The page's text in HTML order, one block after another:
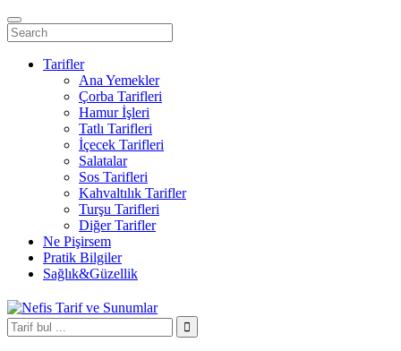
Tarifler
Ana Yemekler
Çorba Tarifleri
Hamur İşleri
Tatlı Tarifleri
İçecek Tarifleri
Salatalar
Sos Tarifleri
Kahvaltılık Tarifler
Turşu Tarifleri
Diğer Tarifler
Ne Pişirsem
Pratik Bilgiler
Sağlık&Güzellik